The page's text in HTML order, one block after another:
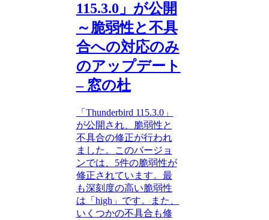
115.3.0」が公開
～脆弱性と不具
合への対応のみ
のアップデート
– 窓の杜
「Thunderbird 115.3.0」
が公開され、脆弱性と
不具合の修正が行われ
ました。このバージョ
ンでは、5件の脆弱性が
修正されています。最
も深刻度の高い脆弱性
は「high」です。また、
いくつかの不具合も修